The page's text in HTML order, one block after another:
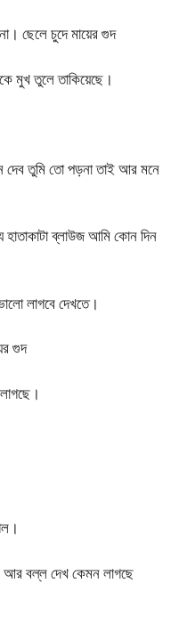
ছেলে চুদে মায়ের গুদ
মুখ তুলে তাকিয়েছে।
দেব তুমি তো পড়না তাই আর মনে
হাতাকাটা ব্লাউজ আমি কোন দিন
লাগবে দেখতে।
গুদ
আর বল্ল দেখ কেমন লাগছে